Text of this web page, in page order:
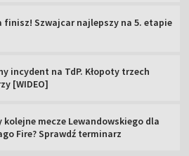
finisz! Szwajcar najlepszy na 5. etapie
incydent na TdP. Kłopoty trzech
[WIDEO]
kolejne mecze Lewandowskiego dla
Fire? Sprawdź terminarz